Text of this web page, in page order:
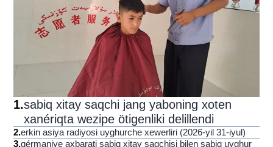
1.sabiq xitay saqchi jang yaboning xoten
xanériqta wezipe ötigenliki delillendi
2.erkin asiya radiyosi uyghurche xewerliri (2026-yil 31-iyul)
3.gérmaniye axbarati sabiq xitay saqchisi bilen sabiq uyghur